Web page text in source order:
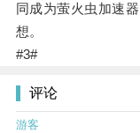
同成为萤火虫加速
想。
#3#
评论
游客